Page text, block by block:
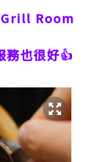
Grill Room
務也很好👍